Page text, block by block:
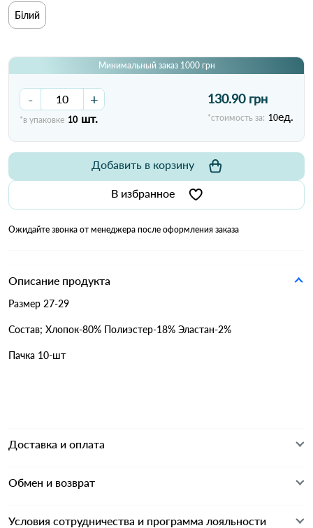
Білий
Минимальный заказ 1000 грн
- +
*в упаковке 10 шт.
130.90 грн
*стоимость за: 10ед.
В избранное
Добавить в корзину
Ожидайте звонка от менеджера после оформления заказа
Описание продукта
Размер 27-29
Состав; Хлопок-80% Полиэстер-18% Эластан-2%
Пачка 10-шт
Доставка и оплата
Обмен и возврат
Условия сотрудничества и программа лояльности